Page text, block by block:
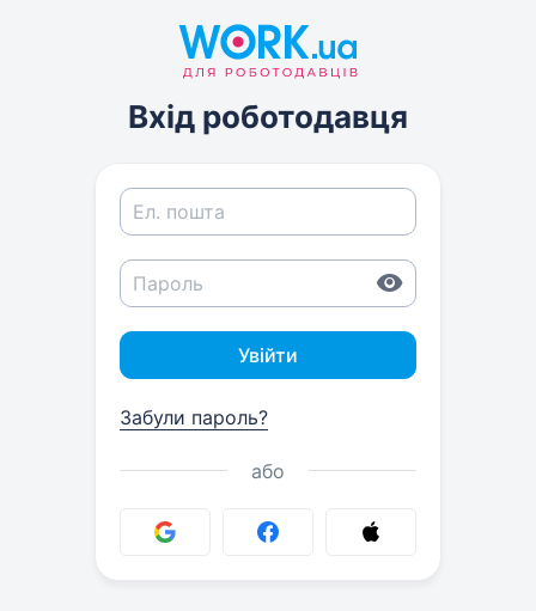
Вхід роботодавця
Увійти
Забули пароль?
або